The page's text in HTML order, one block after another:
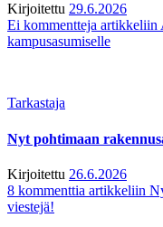
Kirjoitettu 29.6.2026
Ei kommentteja artikkeliin
kampusasumiselle
Tarkastaja
Nyt pohtimaan
Kirjoitettu 26.6.2026
8 kommenttia artikkeliin
viestejä!